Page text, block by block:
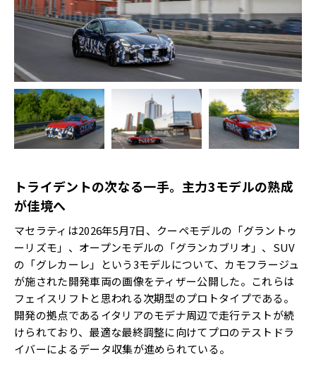
トライデントの次なる一手。主力3モデルの熟成
が佳境へ
マセラティは2026年5月7日、クーペモデルの「グラントゥ
ーリズモ」、オープンモデルの「グランカブリオ」、SUV
の「グレカーレ」という3モデルについて、カモフラージュ
が施された開発車両の画像をティザー公開した。これらは
フェイスリフトと思われる次期型のプロトタイプである。
開発の拠点であるイタリアのモデナ周辺で走行テストが続
けられており、最適な最終調整に向けてプロのテストドラ
イバーによるデータ収集が進められている。